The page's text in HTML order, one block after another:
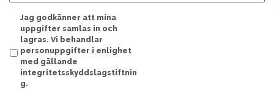
DD
Jag godkänner att mina
uppgifter samlas in och
lagras. Vi behandlar
personuppgifter i enlighet
med gällande
integritetsskyddslagstiftnin
g.